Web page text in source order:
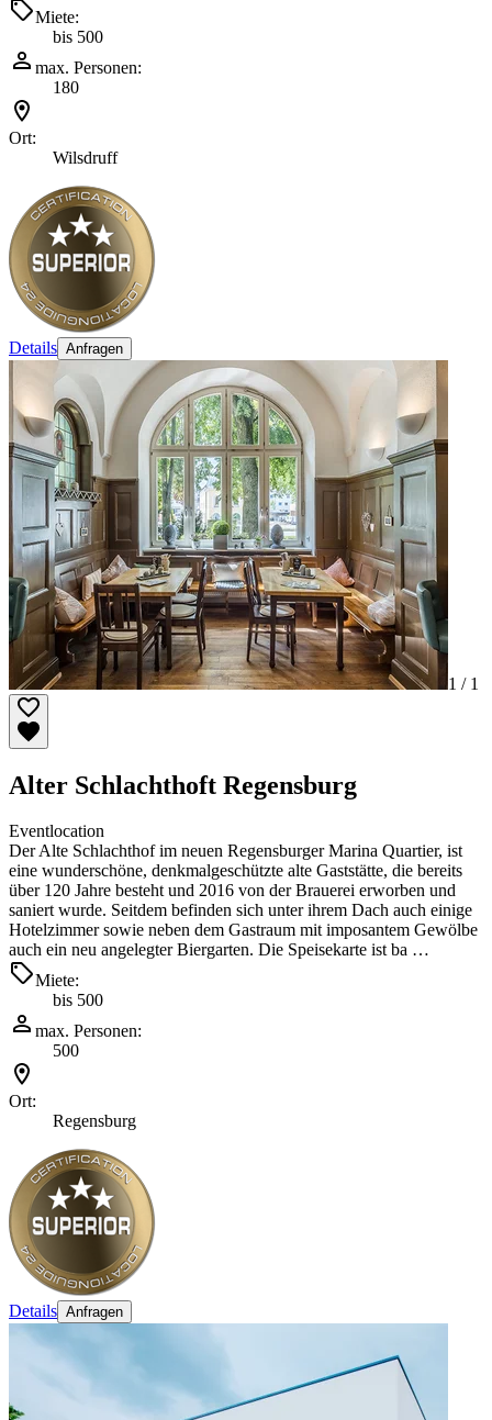
Miete:
bis 500
max. Personen:
180
Ort:
Wilsdruff
Details Anfragen
1 / 1
Alter Schlachthoft Regensburg
Eventlocation
Der Alte Schlachthof im neuen Regensburger Marina Quartier, ist
eine wunderschöne, denkmalgeschützte alte Gaststätte, die bereits
über 120 Jahre besteht und 2016 von der Brauerei erworben und
saniert wurde. Seitdem befinden sich unter ihrem Dach auch einige
Hotelzimmer sowie neben dem Gastraum mit imposantem Gewölbe
auch ein neu angelegter Biergarten. Die Speisekarte ist ba …
Miete:
bis 500
max. Personen:
500
Ort:
Regensburg
Details Anfragen